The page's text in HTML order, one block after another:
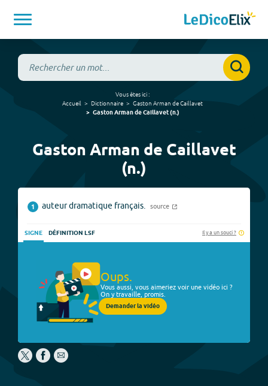
Vous êtes ici :
Accueil
Dictionnaire Gaston Arman de Caillavet
Gaston Arman de Caillavet(n.)
Gaston Arman de Caillavet
(n.)
1 auteur dramatique français. source
SIGNE DÉFINITION LSF Il y a un souci ?
Oups.
Vous aussi, vous aimeriez voir une vidéo ici ?
On y travaille, promis.
Demander la vidéo